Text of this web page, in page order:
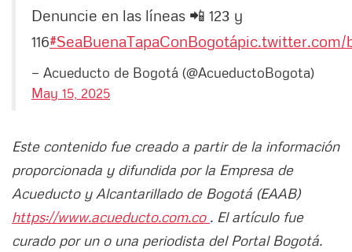
Denuncie en las líneas 📲 123 y
116#SeaBuenaTapaConBogotápic.twitter.com/
— Acueducto de Bogotá (@AcueductoBogota)
May 15, 2025
Este contenido fue creado a partir de la información
proporcionada y difundida por la Empresa de
Acueducto y Alcantarillado de Bogotá (EAAB)
https://www.acueducto.com.co . El artículo fue
curado por un o una periodista del Portal Bogotá.